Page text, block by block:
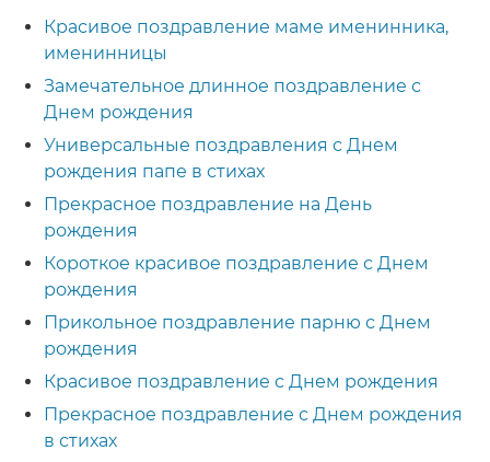
Красивое поздравление маме именинника,
именинницы
Замечательное длинное поздравление с
Днем рождения
Универсальные поздравления с Днем
рождения папе в стихах
Прекрасное поздравление на День
рождения
Короткое красивое поздравление с Днем
рождения
Прикольное поздравление парню с Днем
рождения
Красивое поздравление с Днем рождения
Прекрасное поздравление с Днем рождения
в стихах